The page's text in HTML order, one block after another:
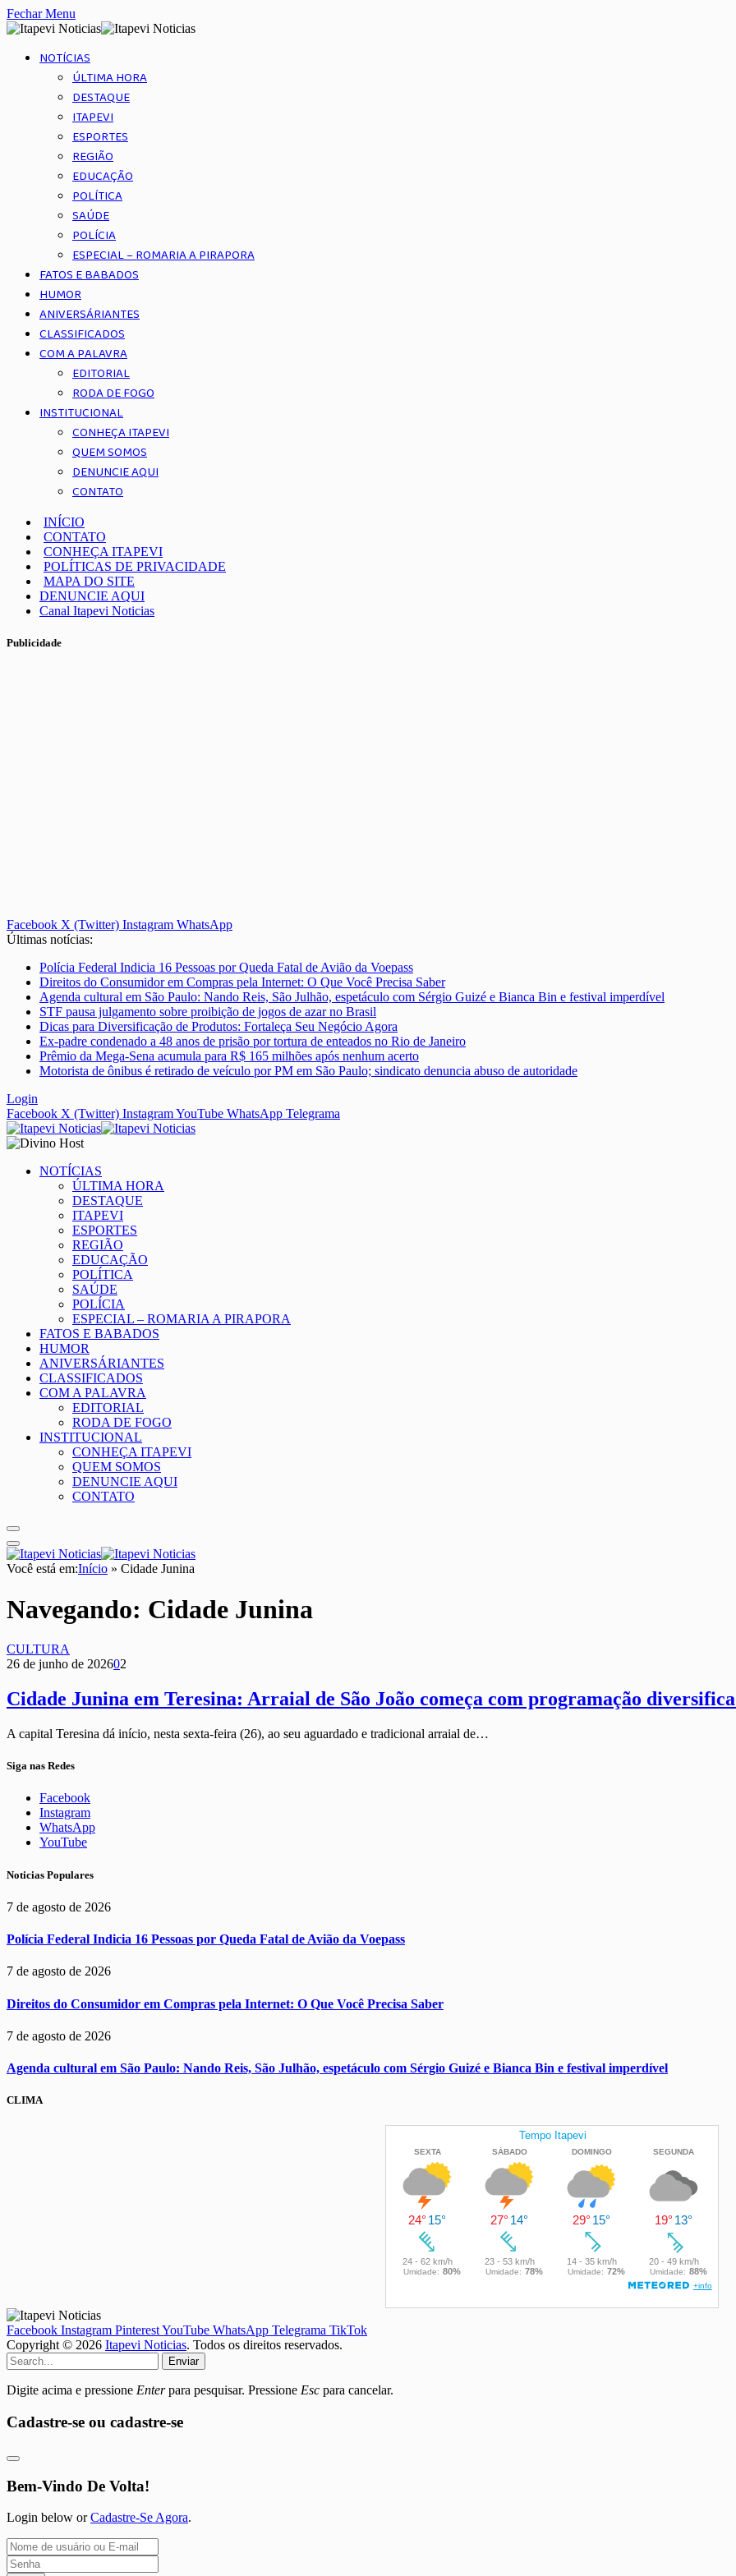
Fechar Menu
NOTÍCIAS
ÚLTIMA HORA
DESTAQUE
ITAPEVI
ESPORTES
REGIÃO
EDUCAÇÃO
POLÍTICA
SAÚDE
POLÍCIA
ESPECIAL – ROMARIA A PIRAPORA
FATOS E BABADOS
HUMOR
ANIVERSÁRIANTES
CLASSIFICADOS
COM A PALAVRA
EDITORIAL
RODA DE FOGO
INSTITUCIONAL
CONHEÇA ITAPEVI
QUEM SOMOS
DENUNCIE AQUI
CONTATO
INÍCIO
CONTATO
CONHEÇA ITAPEVI
POLÍTICAS DE PRIVACIDADE
MAPA DO SITE
DENUNCIE AQUI
Canal Itapevi Noticias
Publicidade
Facebook X (Twitter) Instagram WhatsApp
Últimas notícias:
Polícia Federal Indicia 16 Pessoas por Queda Fatal de Avião da Voepass
Direitos do Consumidor em Compras pela Internet: O Que Você Precisa Saber
Agenda cultural em São Paulo: Nando Reis, São Julhão, espetáculo com Sérgio Guizé e Bianca Bin e festival imperdível
STF pausa julgamento sobre proibição de jogos de azar no Brasil
Dicas para Diversificação de Produtos: Fortaleça Seu Negócio Agora
Ex-padre condenado a 48 anos de prisão por tortura de enteados no Rio de Janeiro
Prêmio da Mega-Sena acumula para R$ 165 milhões após nenhum acerto
Motorista de ônibus é retirado de veículo por PM em São Paulo; sindicato denuncia abuso de autoridade
Login
Facebook X (Twitter) InstagramYouTube WhatsApp Telegrama
NOTÍCIAS
ÚLTIMA HORA
DESTAQUE
ITAPEVI
ESPORTES
REGIÃO
EDUCAÇÃO
POLÍTICA
SAÚDE
POLÍCIA
ESPECIAL – ROMARIA A PIRAPORA
FATOS E BABADOS
HUMOR
ANIVERSÁRIANTES
CLASSIFICADOS
COM A PALAVRA
EDITORIAL
RODA DE FOGO
INSTITUCIONAL
CONHEÇA ITAPEVI
QUEM SOMOS
DENUNCIE AQUI
CONTATO
Você está em:Início » Cidade Junina
Navegando: Cidade Junina
CULTURA
26 de junho de 202602
Cidade Junina em Teresina: Arraial de São João começa com programação
A capital Teresina dá início, nesta sexta-feira (26), ao seu aguardado e tradicional arraial de…
Siga nas Redes
Facebook
Instagram
WhatsApp
YouTube
Noticias Populares
7 de agosto de 2026
Polícia Federal Indicia 16 Pessoas por Queda Fatal de Avião da Voepass
7 de agosto de 2026
Direitos do Consumidor em Compras pela Internet: O Que Você Precisa Saber
7 de agosto de 2026
Agenda cultural em São Paulo: Nando Reis, São Julhão, espetáculo com Sérgio Guizé e Bianca Bin e festival imperdível
CLIMA
Facebook Instagram PinterestYouTube WhatsApp Telegrama TikTok
Copyright © 2026 Itapevi Noticias. Todos os direitos reservados.
Enviar
Digite acima e pressione Enterpara pesquisar. Pressione Esc para cancelar.
Cadastre-se ou cadastre-se
Bem-Vindo De Volta!
Login below orCadastre-Se Agora.